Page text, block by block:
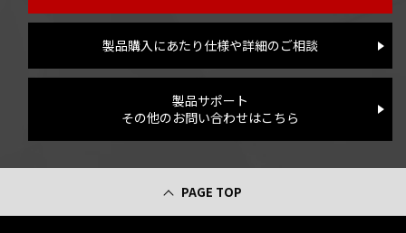
製品購入にあたり仕様や詳細のご相談
製品サポート
その他のお問い合わせはこちら
PAGE TOP